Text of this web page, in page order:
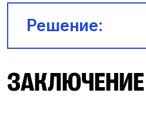
Решение:
Давление
при температуре
ЗАКЛЮЧЕНИЕ